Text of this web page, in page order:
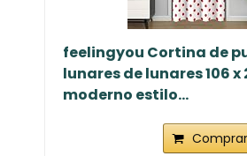
feelingyou Cortina de
lunares de lunares 106 x
moderno estilo...